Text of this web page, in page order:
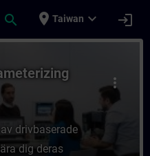
search place Taiwan expand_more login
- Parameterizing
more_vert
drivbaserade
dig deras